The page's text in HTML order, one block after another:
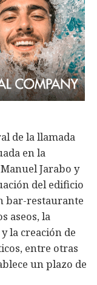
de la llamada
en la
Jarabo y
del edificio
bar-restaurante
aseos, la
la creación de
entre otras
un plazo de